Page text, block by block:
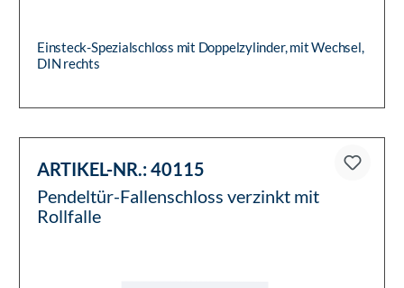
Einsteck-Spezialschloss mit Doppelzylinder, mit Wechsel,
DIN rechts
ARTIKEL-NR.:40115
Pendeltür-Fallenschloss verzinkt mit
Rollfalle